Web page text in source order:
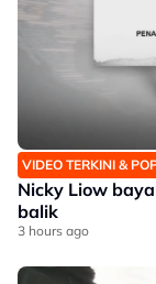
VIDEO TERKINI &
Nicky Liow
balik
3 hours ago